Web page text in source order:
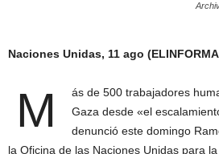
Naciones Unidas, 11 ago
M
ás de 500 trabajadores
Gaza desde «el
denunció este domingo
la Oficina de las Naciones Unidas para